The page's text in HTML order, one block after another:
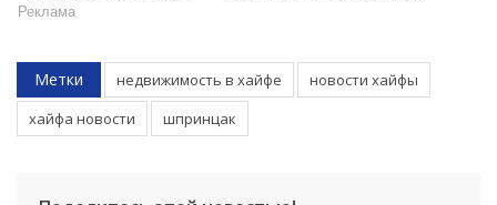
Реклама
Метки недвижимость в хайфе
новости хайфы
хайфа новости
шпринцак